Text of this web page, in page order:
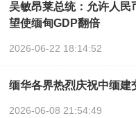
吴敏昂莱总统：允许人民
望使缅甸GDP翻倍
2026-06-22 18:14:52
缅华各界热烈庆祝中缅建
2026-06-08 21:54:49